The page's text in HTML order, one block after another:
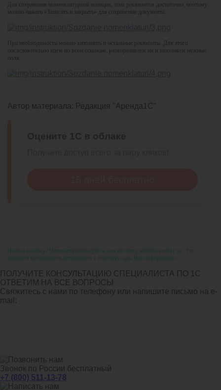
Для сохранения номенклатурной позиции, этих реквизитов достаточно, поэтому
можно нажать «Записать и закрыть» для сохранения документа.
При необходимости можно заполнить и остальные реквизиты. Для этого
последовательно идем по всем ссылкам, разворачиваем их и заполняем нужные
поля.
Автор материала: Редакция "Аренда1С"
Нашли ошибку? Напишите пожалуйста нам на почту info@arenda1c.ru. Это
поможет публиковать актуальную и полезную для Вас информацию.
ПОЛУЧИТЕ КОНСУЛЬТАЦИЮ СПЕЦИАЛИСТА ПО 1С
ОТВЕТИМ НА ВСЕ ВОПРОСЫ
Свяжитесь с нами по телефону или напишите письмо на e-
mail:
Звонок по России бесплатный
+7 (800) 511-13-78